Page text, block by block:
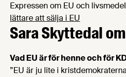
Expressen om EU och
lättare att sälja i EU
Sara Skyttedal
Vad EU är för henne och för
”EU är ju lite i